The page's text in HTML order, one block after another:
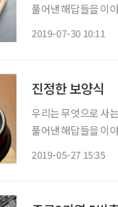
풀어낸 해답들을 이
2019-07-30 10:11
진정한 보양식
우리는 무엇으로 사는가? 우리는 무엇을 먹어야 하는가? 이런 의문에 대
풀어낸 해답들을 이야기하고 싶다. 부족한 재주로 나름
2019-05-27 15:35